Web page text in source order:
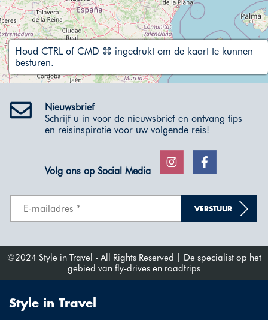
Houd CTRL of CMD ⌘ ingedrukt om de kaart te kunnen
besturen.
Nieuwsbrief
Schrijf u in voor de nieuwsbrief en ontvang tips
en reisinspiratie voor uw volgende reis!
Volg ons op Social Media
VERSTUUR
©2024 Style in Travel - All Rights Reserved | De specialist op het
gebied van fly-drives en roadtrips
Style in Travel